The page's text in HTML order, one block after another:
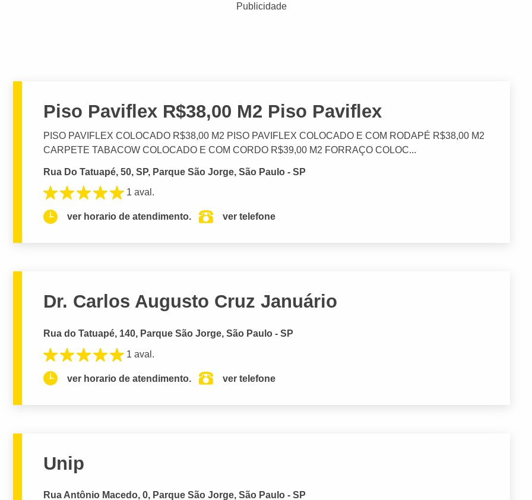
Publicidade
Piso Paviflex R$38,00 M2 Piso Paviflex
PISO PAVIFLEX COLOCADO R$38,00 M2 PISO PAVIFLEX COLOCADO E COM RODAPÉ R$38,00 M2
CARPETE TABACOW COLOCADO E COM CORDO R$39,00 M2 FORRAÇO COLOC...
Rua Do Tatuapé, 50, SP, Parque São Jorge, São Paulo - SP
1 aval.
ver horario de atendimento. ver telefone
Dr. Carlos Augusto Cruz Januário
Rua do Tatuapé, 140, Parque São Jorge, São Paulo - SP
1 aval.
ver horario de atendimento. ver telefone
Unip
Rua Antônio Macedo, 0, Parque São Jorge, São Paulo - SP